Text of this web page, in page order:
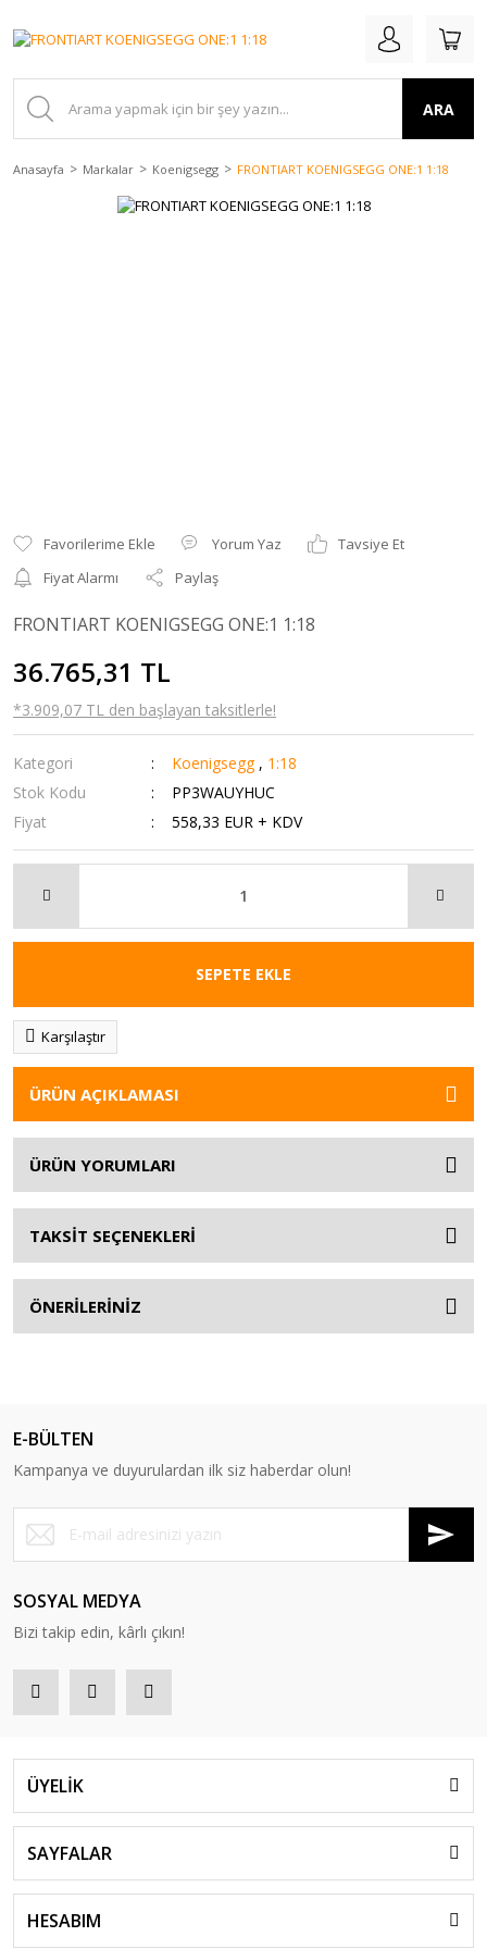
ARA
Anasayfa Markalar Koenigsegg FRONTIART KOENIGSEGG ONE:1 1:18
Yorum Yaz
Tavsiye Et
Fiyat Alarmı
Paylaş
FRONTIART KOENIGSEGG ONE:1 1:18
36.765,31 TL
*3.909,07 TL den başlayan taksitlerle!
Kategori Koenigsegg , 1:18
Stok Kodu
PP3WAUYHUC
Fiyat
558,33 EUR + KDV
SEPETE EKLE
Karşılaştır
ÜRÜN AÇIKLAMASI
ÜRÜN YORUMLARI
TAKSİT SEÇENEKLERİ
ÖNERİLERİNİZ
E-BÜLTEN
Kampanya ve duyurulardan ilk siz haberdar olun!
SOSYAL MEDYA
Bizi takip edin, kârlı çıkın!
ÜYELİK
SAYFALAR
HESABIM